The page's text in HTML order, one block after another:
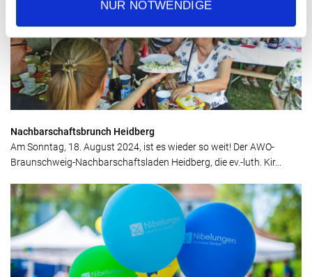
NUR NOTWENDIGE
Nachbarschaftsbrunch Heidberg
Am Sonntag, 18. August 2024, ist es wieder so weit! Der AWO-
Braunschweig-Nachbarschaftsladen Heidberg, die ev.-luth. Kir...